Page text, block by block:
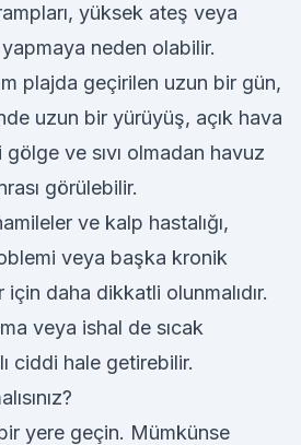
yüksek ateş veya
neden olabilir.
plajda geçirilen uzun bir gün,
uzun bir yürüyüş, açık hava
ve sıvı olmadan havuz
görülebilir.
ve kalp hastalığı,
veya başka kronik
için daha dikkatli olunmalıdır.
veya ishal de sıcak
ciddi hale getirebilir.
yere geçin. Mümkünse